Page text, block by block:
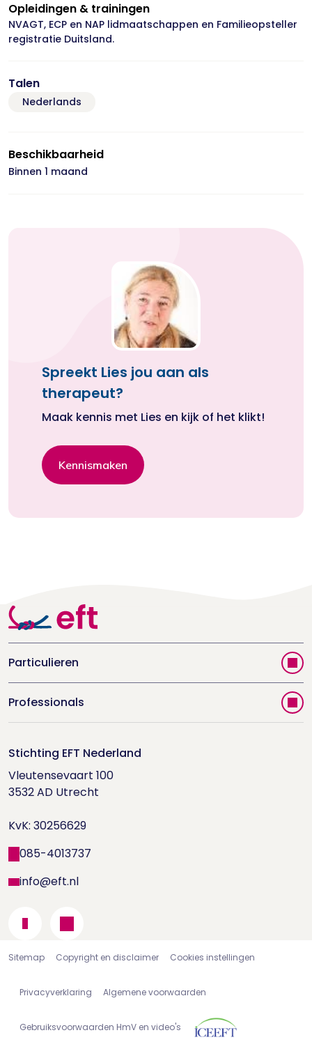
Opleidingen & trainingen
NVAGT, ECP en NAP lidmaatschappen en Familieopsteller
registratie Duitsland.
Talen
Nederlands
Beschikbaarheid
Binnen 1 maand
Spreekt Lies jou aan als
therapeut?
Maak kennis met Lies en kijk of het klikt!
Kennismaken
Particulieren
Vind jouw therapeut
Videoportal
Doe de relatietest
Houd me Vast-bijeenkomsten
Professionals
Trainingen
Supervisorenlijst
Nieuwsbrief ontvangen?
Wetenschappelijk onderzoek
Stichting EFT Nederland
Vleutensevaart 100
3532 AD Utrecht
KvK: 30256629
085-4013737
info@eft.nl
Sitemap Copyright en disclaimer Cookies instellingen
Privacyverklaring Algemene voorwaarden
Gebruiksvoorwaarden HmV en video's